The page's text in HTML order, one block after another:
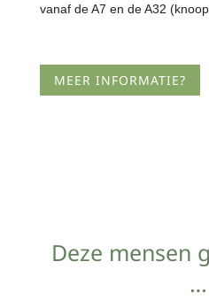
vanaf de A7 en de A32
MEER INFORMATIE?
Deze mensen
…